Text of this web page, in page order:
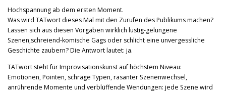
Hochspannung ab dem ersten Moment.
Was wird TATwort dieses Mal mit den Zurufen des Publikums machen?
Lassen sich aus diesen Vorgaben wirklich lustig-gelungene
Szenen,schreiend-komische Gags oder schlicht eine unvergessliche
Geschichte zaubern? Die Antwort lautet: ja.
TATwort steht für Improvisationskunst auf höchstem Niveau:
Emotionen, Pointen, schräge Typen, rasanter Szenenwechsel,
anrührende Momente und verblüffende Wendungen: jede Szene wird